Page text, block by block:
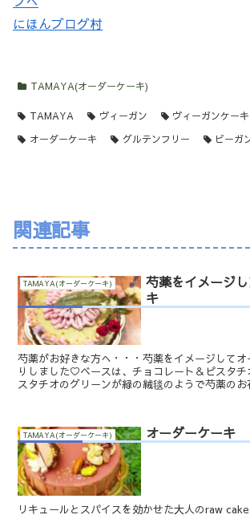
にほんブログ村
TAMAYA(オーダーケーキ)
TAMAYA ヴィーガン ヴィーガンケーキ
オーダーケーキ
グルテンフリー ビーガ
関連記事
TAMAYA(オーダーケーキ)
芍薬をイメージ
キ
芍薬がお好きな方へ・・・芍薬をイメージして
りしました♡ベースは、チョコレート＆ピスタ
スタチオのグリーンが緑の絨毯のようで芍薬のお
TAMAYA(オーダーケーキ) オーダーケーキ
リキュールとスパイスを効かせた大人のraw